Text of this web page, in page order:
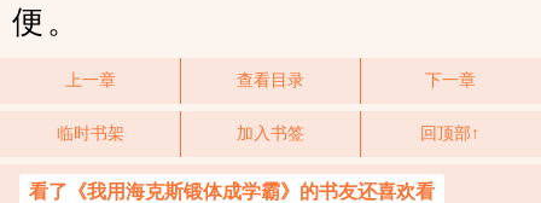
便。
上一章 查看目录 下一章
临时书架 加入书签 回顶部↑
看了《我用海克斯锻体成学霸》的书友还喜欢看